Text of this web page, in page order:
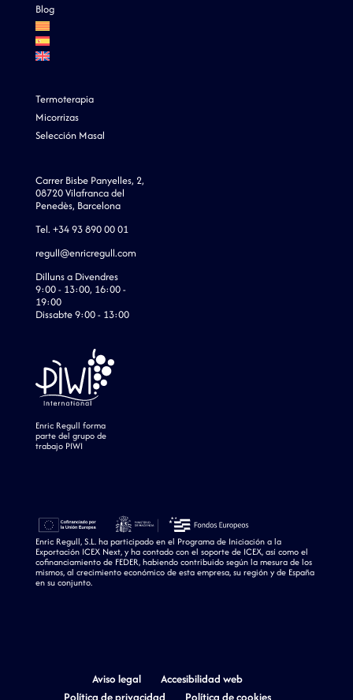
Blog
Termoterapia
Micorrizas
Selección Masal
Carrer Bisbe Panyelles, 2,
08720 Vilafranca del
Penedès, Barcelona
Tel. +34 93 890 00 01
regull@enricregull.com
Dilluns a Divendres
9:00 - 13:00, 16:00 -
19:00
Dissabte 9:00 - 13:00
Enric Regull forma
parte del grupo de
trabajo PIWI
Enric Regull, S.L. ha participado en el Programa de Iniciación a la
Exportación ICEX Next, y ha contado con el soporte de ICEX, así como el
cofinanciamiento de FEDER, habiendo contribuido según la mesura de los
mismos, al crecimiento económico de esta empresa, su región y de España
en su conjunto.
Aviso legal
Accesibilidad web